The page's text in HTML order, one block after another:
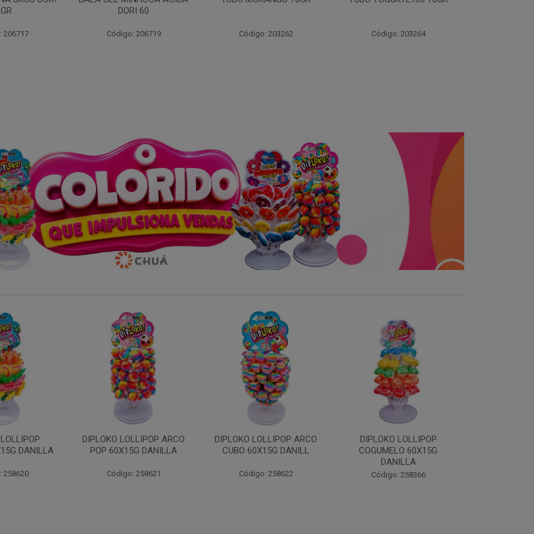
60
206719 Código: 203262 Código: 203264 Código: 203261
ARCO
DANILLA
258621
DIPLOKO LOLLIPOP ARCO
CUBO 60X15G DANILL
Código: 258622
DIPLOKO LOLLIPOP
COGUMELO 60X15G
Código: 258366
DIPLOKO LOLLIPOP MONST
60X15G DANILLA
Código: 258369